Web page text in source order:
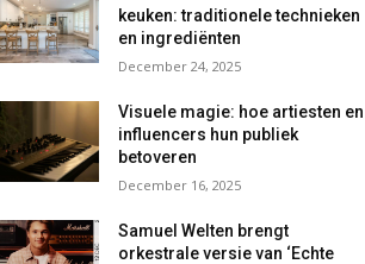
keuken: traditionele technieken
en ingrediënten
December 24, 2025
Visuele magie: hoe artiesten en
influencers hun publiek
betoveren
December 16, 2025
Samuel Welten brengt
orkestrale versie van ‘Echte